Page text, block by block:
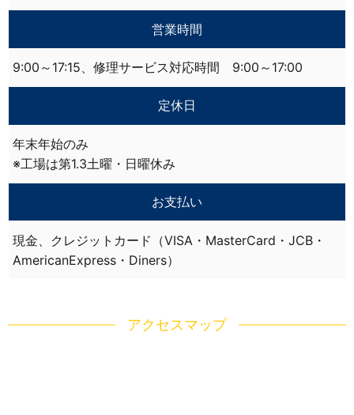
営業時間
9:00～17:15、修理サービス対応時間 9:00～17:00
定休日
年末年始のみ
※工場は第1.3土曜・日曜休み
お支払い
現金、クレジットカード（VISA・MasterCard・JCB・
AmericanExpress・Diners）
アクセスマップ